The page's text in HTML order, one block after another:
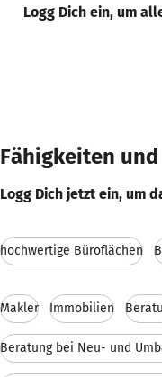
Logg Dich ein, um
Fähigkeiten
Logg Dich jetzt ein, um
hochwertige Büroflächen
Makler Immobilien
Beratung bei Neu- und